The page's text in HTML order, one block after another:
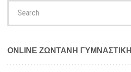
ONLINE ΖΩΝΤΑΝΗ ΓΥΜΝΑΣΤΙΚΗ